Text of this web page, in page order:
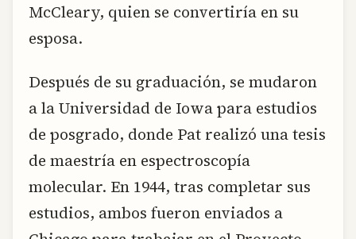
McCleary, quien se convertiría en su
esposa.
Después de su graduación, se mudaron
a la Universidad de Iowa para estudios
de posgrado, donde Pat realizó una tesis
de maestría en espectroscopía
molecular. En 1944, tras completar sus
estudios, ambos fueron enviados a